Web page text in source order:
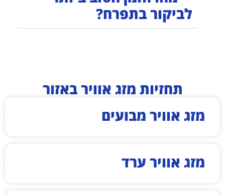
לביקור בתפרח?
תחזיות מזג אוויר באזור
מזג אוויר מבועים
מזג אוויר ערד